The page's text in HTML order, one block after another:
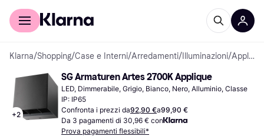
Per il tuo shopping
Klarna/Shopping/Case e Interni/Arredamenti/ Illuminazioni/ Applique
+2
SG Armaturen Artes 2700K Applique
LED, Dimmerabile, Grigio, Bianco, Nero, Alluminio, Classe
IP: IP65
Confronta i prezzi da92,90 €a99,90 €
Da 3 pagamenti di 30,96 € con
Prova pagamenti flessibili*